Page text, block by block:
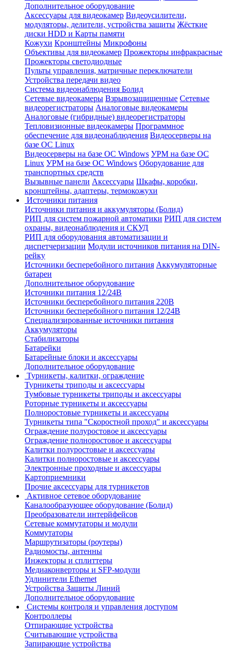
Дополнительное оборудование
Аксессуары для видеокамер Видеоусилители,
модуляторы, делители, устройства защиты Жёсткие
диски HDD и Карты памяти
Кожухи Кронштейны Микрофоны
Объективы для видеокамер Прожекторы инфракрасные
Прожекторы светодиодные
Пульты управления, матричные переключатели
Устройства передачи видео
Система видеонаблюдения Болид
Сетевые видеокамеры Взрывозащищенные Сетевые
видеорегистраторы Аналоговые видеокамеры
Аналоговые (гибридные) видеорегистраторы
Тепловизионные видеокамеры Программное
обеспечение для видеонаблюдения Видеосерверы на
базе ОС Linux
Видеосерверы на базе ОС Windows УРМ на базе ОС
Linux УРМ на базе ОС Windows Оборудование для
транспортных средств
Вызывные панели Аксессуары Шкафы, коробки,
кронштейны, адаптеры, термокожухи
Источники питания
Источники питания и аккумуляторы (Болид)
РИП для систем пожарной автоматики РИП для систем
охраны, видеонаблюдения и СКУД
РИП для оборудования автоматизации и
диспетчеризации Модули источников питания на DIN-
рейку
Источники бесперебойного питания Аккумуляторные
батареи
Дополнительное оборудование
Источники питания 12/24В
Источники бесперебойного питания 220В
Источники бесперебойного питания 12/24В
Специализированные источники питания
Аккумуляторы
Стабилизаторы
Батарейки
Батарейные блоки и аксессуары
Дополнительное оборудование
Турникеты, калитки, ограждение
Турникеты триподы и аксессуары
Тумбовые турникеты триподы и аксессуары
Роторные турникеты и аксессуары
Полноростовые турникеты и аксессуары
Турникеты типа "Скоростной проход" и аксессуары
Ограждение полуростовое и аксессуары
Ограждение полноростовое и аксессуары
Калитки полуростовые и аксессуары
Калитки полноростовые и аксессуары
Электронные проходные и аксессуары
Картоприемники
Прочие аксессуары для турникетов
Активное сетевое оборудование
Каналообразующее оборудование (Болид)
Преобразователи интерйфейсов
Сетевые коммутаторы и модули
Коммутаторы
Маршрутизаторы (роутеры)
Радиомосты, антенны
Инжекторы и сплиттеры
Медиаконверторы и SFP-модули
Удлинители Ethernet
Устройства Защиты Линий
Дополнительное оборудование
Системы контроля и управления доступом
Контроллеры
Отпирающие устройства
Считывающие устройства
Запирающие устройства